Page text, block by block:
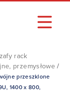
rack
przemysłowe /
przeszklone
1400 x 800,